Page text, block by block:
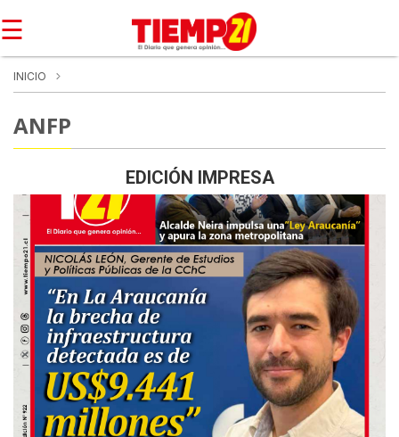
☰
INICIO
ANFP
EDICIÓN IMPRESA